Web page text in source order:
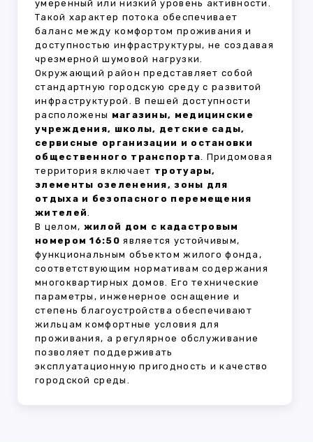
умеренный или низкий уровень активности.
Такой характер потока обеспечивает
баланс между комфортом проживания и
доступностью инфраструктуры, не создавая
чрезмерной шумовой нагрузки.
Окружающий район представляет собой
стандартную городскую среду с развитой
инфраструктурой. В пешей доступности
расположены магазины, медицинские
учреждения, школы, детские сады,
сервисные организации и остановки
общественного транспорта. Придомовая
территория включает тротуары,
элементы озеленения, зоны для
отдыха и безопасного перемещения
жителей.
В целом, жилой дом с кадастровым
номером 16:50 является устойчивым,
функциональным объектом жилого фонда,
соответствующим нормативам содержания
многоквартирных домов. Его технические
параметры, инженерное оснащение и
степень благоустройства обеспечивают
жильцам комфортные условия для
проживания, а регулярное обслуживание
позволяет поддерживать
эксплуатационную пригодность и качество
городской среды.